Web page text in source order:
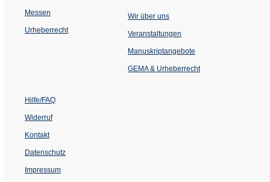
Messen
Urheberrecht
Wir über uns
Veranstaltungen
einem
Tab)
Manuskriptangebote
GEMA & Urheberrecht
Hilfe/FAQ
Widerruf
Kontakt
Datenschutz
Impressum